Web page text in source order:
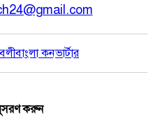
বাংলা কনভার্টার
করুন